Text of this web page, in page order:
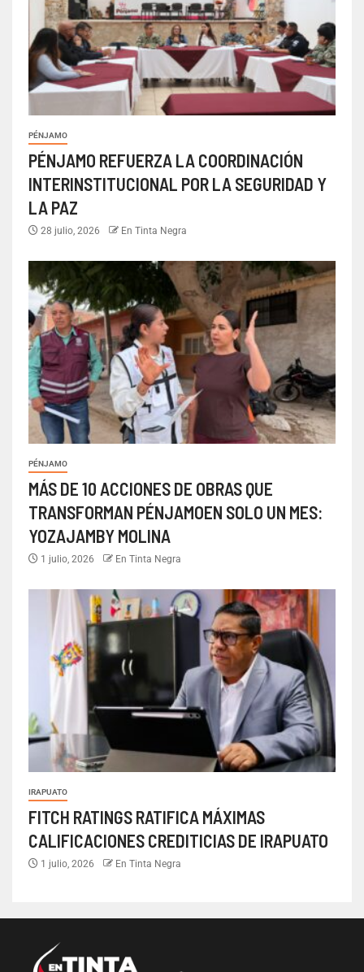
PÉNJAMO
PÉNJAMO REFUERZA LA COORDINACIÓN
INTERINSTITUCIONAL POR LA SEGURIDAD Y
LA PAZ
28 julio, 2026 En Tinta Negra
PÉNJAMO
MÁS DE 10 ACCIONES DE OBRAS QUE
TRANSFORMAN PÉNJAMOEN SOLO UN MES:
YOZAJAMBY MOLINA
1 julio, 2026 En Tinta Negra
IRAPUATO
FITCH RATINGS RATIFICA MÁXIMAS
CALIFICACIONES CREDITICIAS DE IRAPUATO
1 julio, 2026 En Tinta Negra